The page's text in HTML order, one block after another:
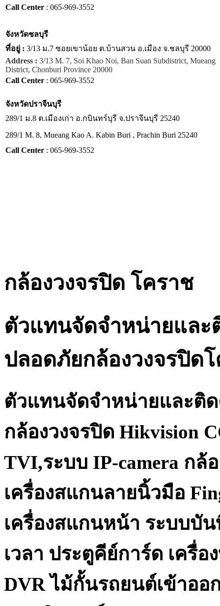
Call Center : 065-969-3552
จังหวัดชลบุรี
ที่อยู่ : 3/13 ม.7 ซอยเขาน้อย ต.บ้านสวน อ.เมือง จ.ชลบุรี 20000
Address : 3/13 M. 7, Soi Khao Noi, Ban Suan Subdistrict, Mueang
District, Chonburi Province 20000
Call Center : 065-969-3552
จังหวัดปราจีนบุรี
289/1 ม.8 ต.เมืองเก่า อ.กบินทร์บุรี จ.ปราจีนบุรี 25240
289/1 M. 8, Mueang Kao A. Kabin Buri , Prachin Buri 25240
Call Center : 065-969-3552
กล้องวงจรปิด โคราช
ตัวแทนจัดจำหน่ายและ
ปลอดภัยกล้องวงจรปิด
ตัวแทนจัดจำหน่ายและติ
กล้องวงจรปิด Hikvision
TVI,ระบบ IP-camera กล้
เครื่องสแกนลายนิ้วมือ
เครื่องสแกนหน้า ระบบบัน
เวลา ประตูคีย์การ์ด เครื่
DVR ไม้กั้นรถยนต์เข้าออ